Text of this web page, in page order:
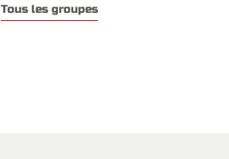
Tous les groupes